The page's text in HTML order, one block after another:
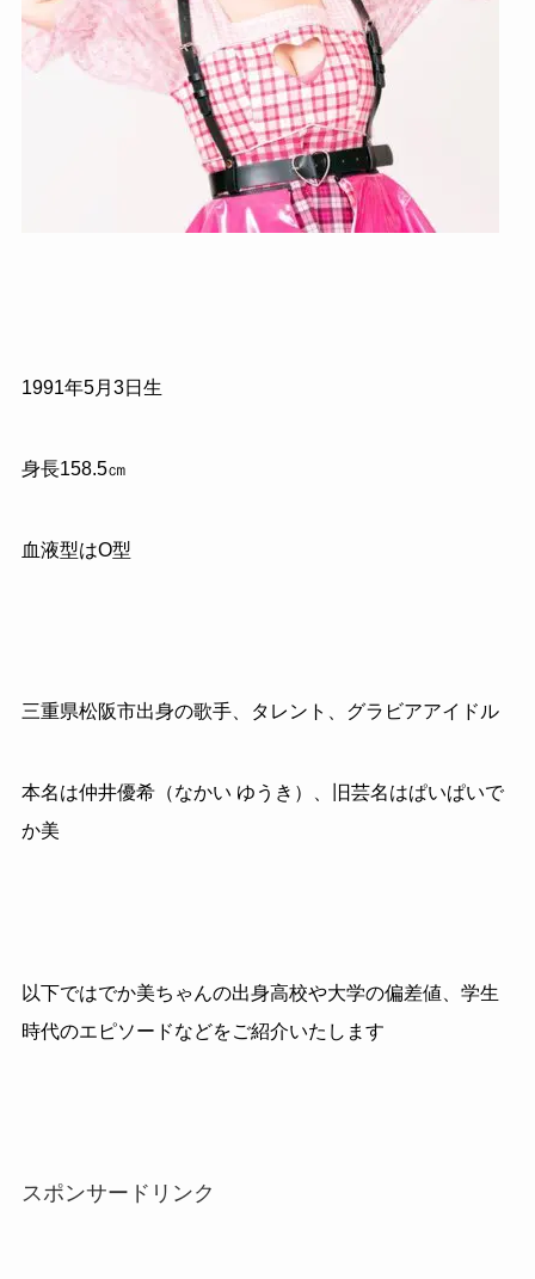
1991年5月3日生
身長158.5㎝
血液型はO型
三重県松阪市出身の歌手、タレント、グラビアアイドル
本名は仲井優希（なかい ゆうき）、旧芸名はぱいぱいで
か美
以下ではでか美ちゃんの出身高校や大学の偏差値、学生
時代のエピソードなどをご紹介いたします
スポンサードリンク